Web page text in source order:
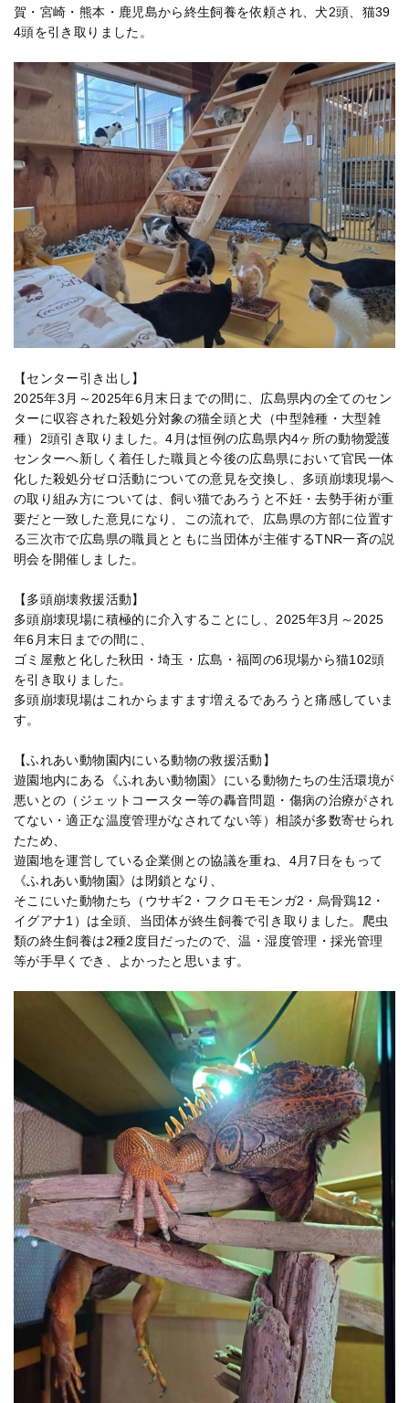
賀・宮崎・熊本・鹿児島から終生飼養を依頼され、犬2頭、猫39
4頭を引き取りました。
【センター引き出し】
2025年3月～2025年6月末日までの間に、広島県内の全てのセン
ターに収容された殺処分対象の猫全頭と犬（中型雑種・大型雑
種）2頭引き取りました。4月は恒例の広島県内4ヶ所の動物愛護
センターへ新しく着任した職員と今後の広島県において官民一体
化した殺処分ゼロ活動についての意見を交換し、多頭崩壊現場へ
の取り組み方については、飼い猫であろうと不妊・去勢手術が重
要だと一致した意見になり、この流れで、広島県の方部に位置す
る三次市で広島県の職員とともに当団体が主催するTNR一斉の説
明会を開催しました。
【多頭崩壊救援活動】
多頭崩壊現場に積極的に介入することにし、2025年3月～2025
年6月末日までの間に、
ゴミ屋敷と化した秋田・埼玉・広島・福岡の6現場から猫102頭
を引き取りました。
多頭崩壊現場はこれからますます増えるであろうと痛感していま
す。
【ふれあい動物園内にいる動物の救援活動】
遊園地内にある《ふれあい動物園》にいる動物たちの生活環境が
悪いとの（ジェットコースター等の轟音問題・傷病の治療がされ
てない・適正な温度管理がなされてない等）相談が多数寄せられ
たため、
遊園地を運営している企業側との協議を重ね、4月7日をもって
《ふれあい動物園》は閉鎖となり、
そこにいた動物たち（ウサギ2・フクロモモンガ2・烏骨鶏12・
イグアナ1）は全頭、当団体が終生飼養で引き取りました。爬虫
類の終生飼養は2種2度目だったので、温・湿度管理・採光管理
等が手早くでき、よかったと思います。